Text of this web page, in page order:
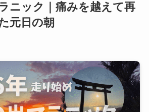
ニック｜痛みを越えて再
元日の朝